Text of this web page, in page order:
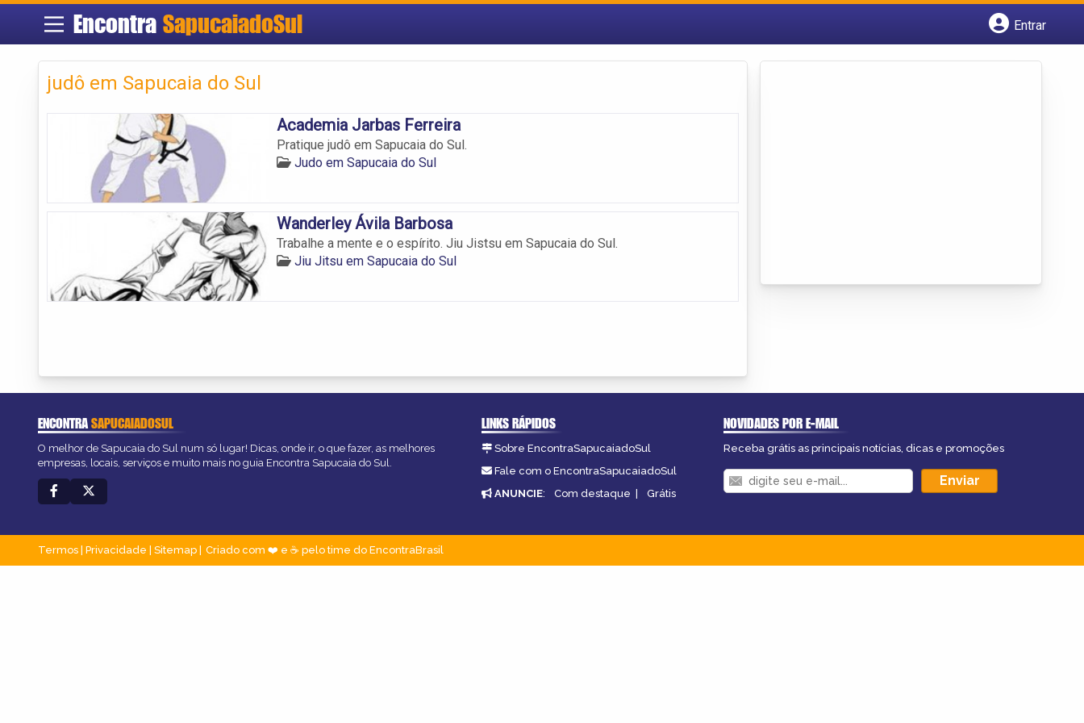
Encontra SapucaiadoSul
Entrar
judô em Sapucaia do Sul
Academia Jarbas Ferreira
Pratique judô em Sapucaia do Sul.
Judo em Sapucaia do Sul
Wanderley Ávila Barbosa
Trabalhe a mente e o espírito. Jiu Jistsu em Sapucaia do Sul.
Jiu Jitsu em Sapucaia do Sul
ENCONTRASAPUCAIADOSUL
O melhor de Sapucaia do Sul num só lugar! Dicas, onde ir, o que fazer, as melhores
empresas, locais, serviços e muito mais no guia Encontra Sapucaia do Sul.
LINKS RÁPIDOS
Sobre EncontraSapucaiadoSul
Fale com o EncontraSapucaiadoSul
ANUNCIE: Com destaque | Grátis
NOVIDADES POR E-MAIL
Receba grátis as principais notícias, dicas e promoções
Termos Privacidade Sitemap Criado com ❤️ e ☕ pelo time do EncontraBrasil